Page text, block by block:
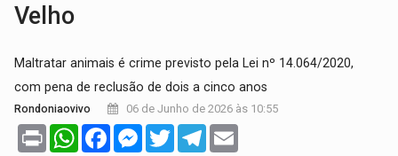
Velho
Maltratar animais é crime previsto pela Lei nº 14.064/2020,
com pena de reclusão de dois a cinco anos
Rondoniaovivo 06 de Junho de 2026 às 10:55
Print WhatsAppFacebookMessenger
TwitterTelegram